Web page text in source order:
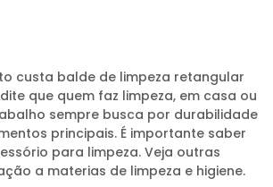
custa balde de limpeza retangular
que quem faz limpeza, em casa ou
sempre busca por durabilidade
principais. É importante saber
para limpeza. Veja outras
a materias de limpeza e higiene.